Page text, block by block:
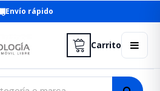
Envío rápido
Carrito